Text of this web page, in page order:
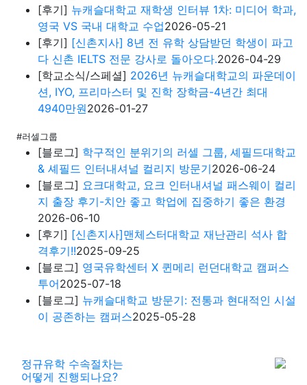
[후기] 뉴캐슬대학교 재학생 인터뷰 1차: 미디어 학과,
영국 VS 국내 대학교 수업2026-05-21
[후기] [신촌지사] 8년 전 유학 상담받던 학생이 파고
다 신촌 IELTS 전문 강사로 돌아오다.2026-04-29
[학교소식/스페셜] 2026년 뉴캐슬대학교의 파운데이
션, IYO, 프리마스터 및 진학 장학금-4년간 최대
4940만원2026-01-27
#러셀그룹
[블로그] 학구적인 분위기의 러셀 그룹, 셰필드대학교
& 셰필드 인터내셔널 컬리지 방문기2026-06-24
[블로그] 요크대학교, 요크 인터내셔널 패스웨이 컬리
지 출장 후기-치안 좋고 학업에 집중하기 좋은 환경
2026-06-10
[후기] [신촌지사]맨체스터대학교 재난관리 석사 합
격후기!!2025-09-25
[블로그] 영국유학센터 X 퀸메리 런던대학교 캠퍼스
투어2025-07-18
[블로그] 뉴캐슬대학교 방문기: 전통과 현대적인 시설
이 공존하는 캠퍼스2025-05-28
정규유학 수속절차는
어떻게 진행되나요?